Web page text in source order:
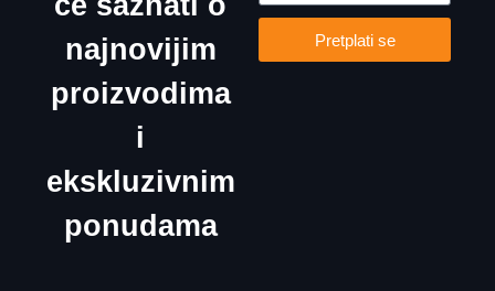
najnovijim
proizvodima
i
ekskluzivnim
ponudama
Pretplati se